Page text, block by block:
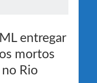
entregar
mortos
Rio